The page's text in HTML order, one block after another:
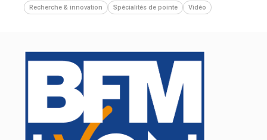
Recherche & innovation Spécialités de pointe Vidéo